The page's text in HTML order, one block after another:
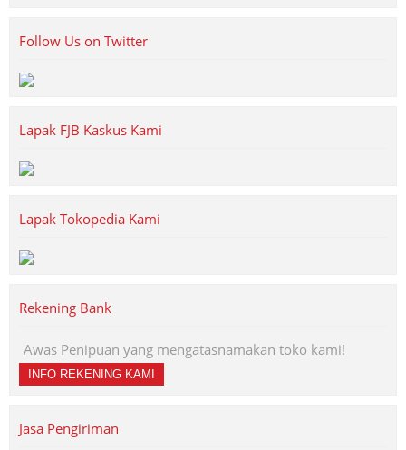
Follow Us on Twitter
Lapak FJB Kaskus Kami
Lapak Tokopedia Kami
Rekening Bank
Awas Penipuan yang mengatasnamakan toko kami!
INFO REKENING KAMI
Jasa Pengiriman